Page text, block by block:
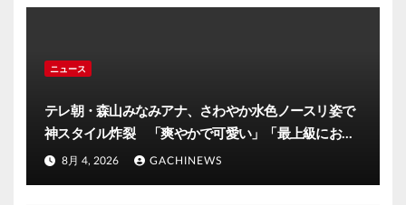
ニュース
テレ朝・森山みなみアナ、さわやか水色ノースリ姿で
神スタイル炸裂 「爽やかで可愛い」「最上級にお似
合い」(J-CASTニュース)
8月 4, 2026 GACHINEWS